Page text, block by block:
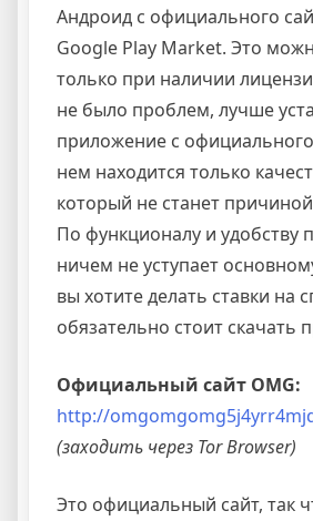
Андроид с официального
Google Play Market. Это
только при наличии
не было проблем, лучше
приложение с
нем находится только
который не станет
По функционалу и удобству
ничем не уступает
вы хотите делать ставки на
обязательно стоит скачать
Официальный сайт OMG:
http://
(заходить через Tor Browser)
Это официальный сайт, так